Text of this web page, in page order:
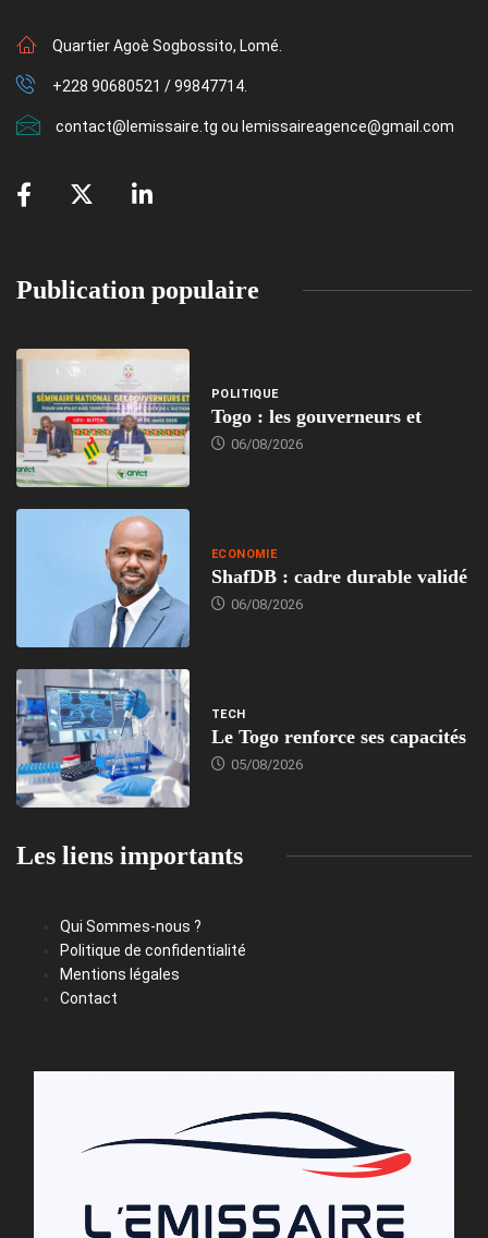
Quartier Agoè Sogbossito, Lomé.
+228 90680521 / 99847714.
contact@lemissaire.tg ou lemissaireagence@gmail.com
Publication populaire
POLITIQUE
Togo : les gouverneurs et
06/08/2026
ECONOMIE
ShafDB : cadre durable validé
06/08/2026
TECH
Le Togo renforce ses capacités
05/08/2026
Les liens importants
Qui Sommes-nous ?
Politique de confidentialité
Mentions légales
Contact